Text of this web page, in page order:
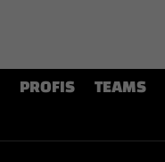
PROFIS TEAMS